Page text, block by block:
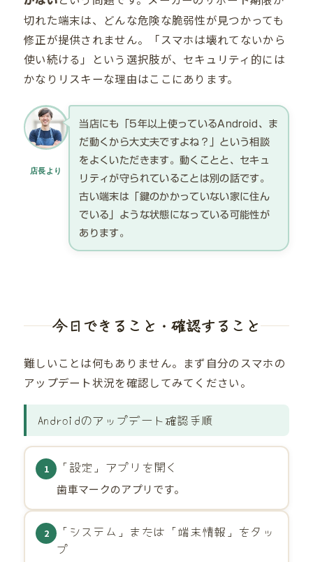
切れた端末は、どんな危険な脆弱性が見つかっても
修正が提供されません。「スマホは壊れてないから
使い続ける」という選択肢が、セキュリティ的には
かなりリスキーな理由はここにあります。
店長より
当店にも「5年以上使っているAndroid、ま
だ動くから大丈夫ですよね？」という相談
をよくいただきます。動くことと、セキュ
リティが守られていることは別の話です。
古い端末は「鍵のかかっていない家に住ん
でいる」ような状態になっている可能性が
あります。
今日できること・確認すること
難しいことは何もありません。まず自分のスマホの
アップデート状況を確認してみてください。
Androidのアップデート確認手順
1 「設定」アプリを開く
歯車マークのアプリです。
2
「システム」または「端末情報」をタッ
プ